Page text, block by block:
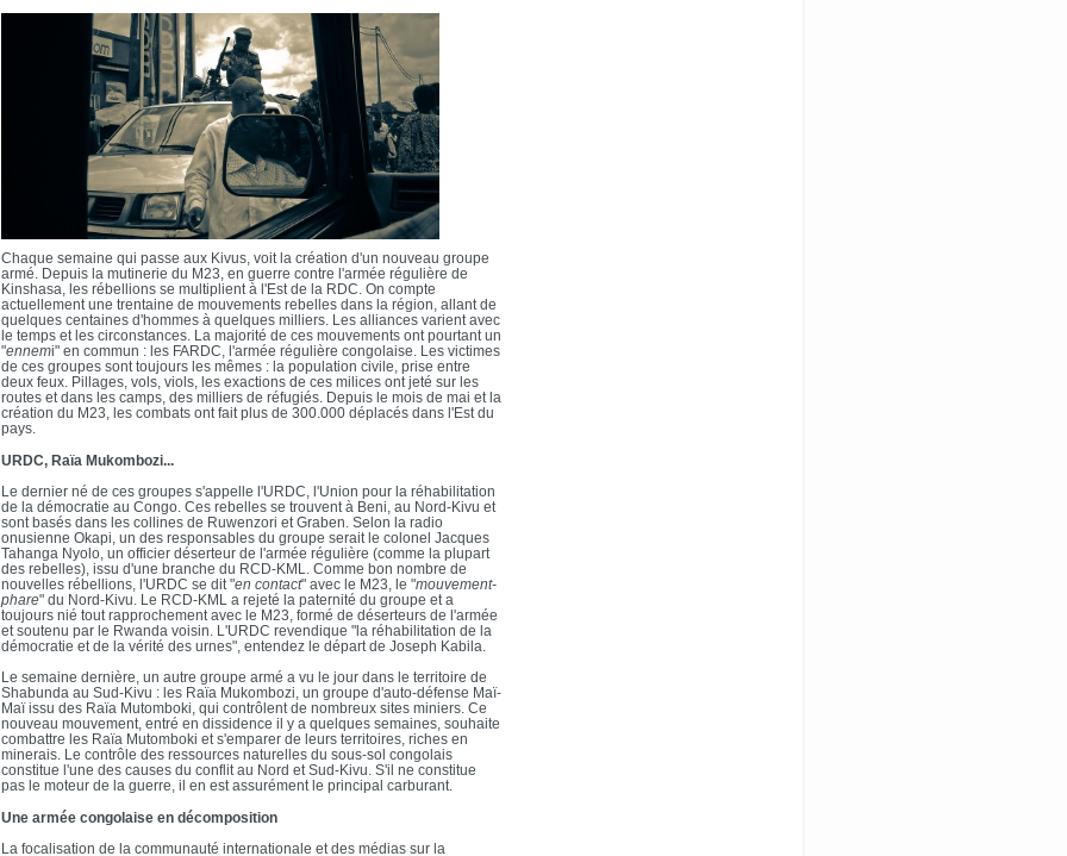
Chaque semaine qui passe aux Kivus, voit la création d'un nouveau groupe
armé. Depuis la mutinerie du M23, en guerre contre l'armée régulière de
Kinshasa, les rébellions se multiplient à l'Est de la RDC. On compte
actuellement une trentaine de mouvements rebelles dans la région, allant de
quelques centaines d'hommes à quelques milliers. Les alliances varient avec
le temps et les circonstances. La majorité de ces mouvements ont pourtant un
"ennemi" en commun : les FARDC, l'armée régulière congolaise. Les victimes
de ces groupes sont toujours les mêmes : la population civile, prise entre
deux feux. Pillages, vols, viols, les exactions de ces milices ont jeté sur les
routes et dans les camps, des milliers de réfugiés. Depuis le mois de mai et la
création du M23, les combats ont fait plus de 300.000 déplacés dans l'Est du
pays.
URDC, Raïa Mukombozi...
Le dernier né de ces groupes s'appelle l'URDC, l'Union pour la réhabilitation
de la démocratie au Congo. Ces rebelles se trouvent à Beni, au Nord-Kivu et
sont basés dans les collines de Ruwenzori et Graben. Selon la radio
onusienne Okapi, un des responsables du groupe serait le colonel Jacques
Tahanga Nyolo, un officier déserteur de l'armée régulière (comme la plupart
des rebelles), issu d'une branche du RCD-KML. Comme bon nombre de
nouvelles rébellions, l'URDC se dit "en contact" avec le M23, le "mouvement-
phare" du Nord-Kivu. Le RCD-KML a rejeté la paternité du groupe et a
toujours nié tout rapprochement avec le M23, formé de déserteurs de l'armée
et soutenu par le Rwanda voisin. L'URDC revendique "la réhabilitation de la
démocratie et de la vérité des urnes", entendez le départ de Joseph Kabila.
Le semaine dernière, un autre groupe armé a vu le jour dans le territoire de
Shabunda au Sud-Kivu : les Raïa Mukombozi, un groupe d'auto-défense Maï-
Maï issu des Raïa Mutomboki, qui contrôlent de nombreux sites miniers. Ce
nouveau mouvement, entré en dissidence il y a quelques semaines, souhaite
combattre les Raïa Mutomboki et s'emparer de leurs territoires, riches en
minerais. Le contrôle des ressources naturelles du sous-sol congolais
constitue l'une des causes du conflit au Nord et Sud-Kivu. S'il ne constitue
pas le moteur de la guerre, il en est assurément le principal carburant.
Une armée congolaise en décomposition
La focalisation de la communauté internationale et des médias sur la